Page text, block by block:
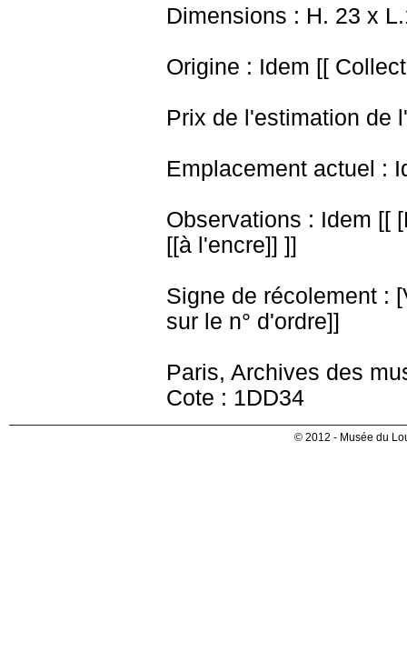
Dimensions : H. 23 x
Origine : Idem [[
Prix de l'estimation de
Emplacement actuel :
Observations : Idem [[
[[à l'encre]] ]]
Signe de récolement :
sur le n° d'ordre]]
Paris, Archives des
Cote : 1DD34
© 2012 - Musée du